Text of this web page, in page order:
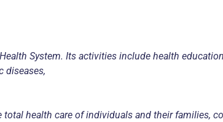
System. Its activities include health
diseases,
health care of individuals and their families,